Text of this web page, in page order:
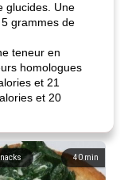
glucides. Une
grammes de
teneur en
homologues
et 21
et 20
40 min